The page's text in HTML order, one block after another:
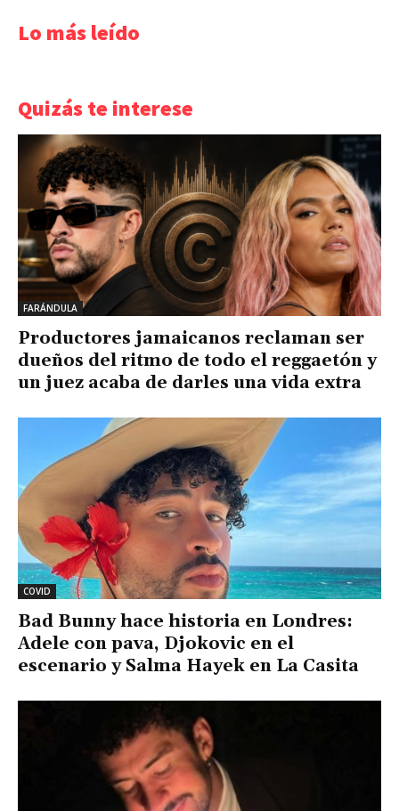
Lo más leído
Quizás te interese
FARÁNDULA
Productores jamaicanos reclaman ser
dueños del ritmo de todo el reggaetón y
un juez acaba de darles una vida extra
COVID
Bad Bunny hace historia en Londres:
Adele con pava, Djokovic en el
escenario y Salma Hayek en La Casita